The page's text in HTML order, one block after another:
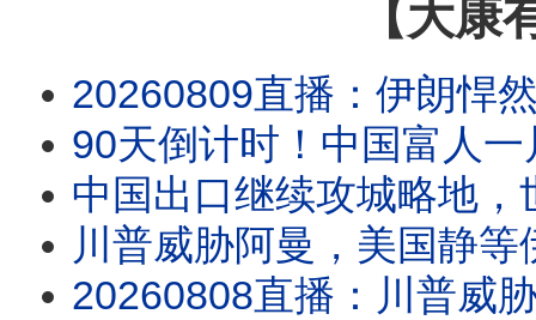
【大康
20260809直播：伊朗悍然宣布九点条件，以色列准备单干，川普真要放弃海峡？
90天倒计时！中国富人一片恐
中国出口继续攻城略地
川普威胁阿曼，美国静
20260808直播：川普威胁阿曼，美国静等伊朗最高指示；中国出口继续攻城略地，